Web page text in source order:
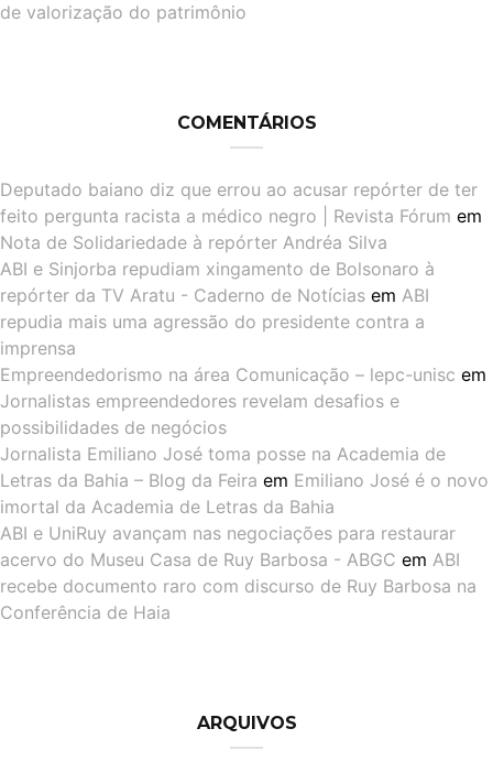
de valorização do patrimônio
COMENTÁRIOS
Deputado baiano diz que errou ao acusar repórter de ter
feito pergunta racista a médico negro | Revista Fórum em
Nota de Solidariedade à repórter Andréa Silva
ABI e Sinjorba repudiam xingamento de Bolsonaro à
repórter da TV Aratu - Caderno de Notícias em ABI
repudia mais uma agressão do presidente contra a
imprensa
Empreendedorismo na área Comunicação – lepc-unisc em
Jornalistas empreendedores revelam desafios e
possibilidades de negócios
Jornalista Emiliano José toma posse na Academia de
Letras da Bahia – Blog da Feira em Emiliano José é o novo
imortal da Academia de Letras da Bahia
ABI e UniRuy avançam nas negociações para restaurar
acervo do Museu Casa de Ruy Barbosa - ABGC em ABI
recebe documento raro com discurso de Ruy Barbosa na
Conferência de Haia
ARQUIVOS